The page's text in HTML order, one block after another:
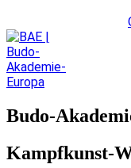
Budo-
Kampfkunst-